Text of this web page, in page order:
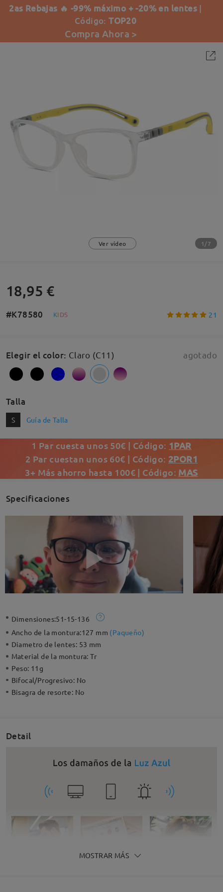
2as Rebajas 🔥 -99% máximo + -20% en lentes |
Código:TOP20
Compra Ahora >
Ver vídeo 1/7
18,95 €
#K78580 KIDS 21
Elegir el color: Claro (C11) agotado
Talla
S Guía de Talla
1 Par cuesta unos 50€ | Código: 1PAR
2 Par cuestan unos 60€ | Código: 2POR1
3+ Más ahorro hasta 100€ | Código: MAS
Specificaciones
Dimensiones:51-15-136
Ancho de la montura:127 mm (Paqueño)
Diametro de lentes: 53 mm
Material de la montura:Tr
Peso: 11g
Bifocal/Progresivo: No
Bisagra de resorte: No
Detail
MOSTRAR MÁS